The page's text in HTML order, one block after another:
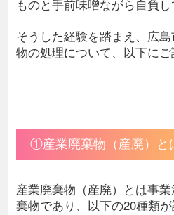
ものと手前味噌ながら自負し
そうした経験を踏まえ、広
物の処理について、以下にご
①産業廃棄物（産廃）と
産業廃棄物（産廃）とは事
棄物であり、以下の20種類が